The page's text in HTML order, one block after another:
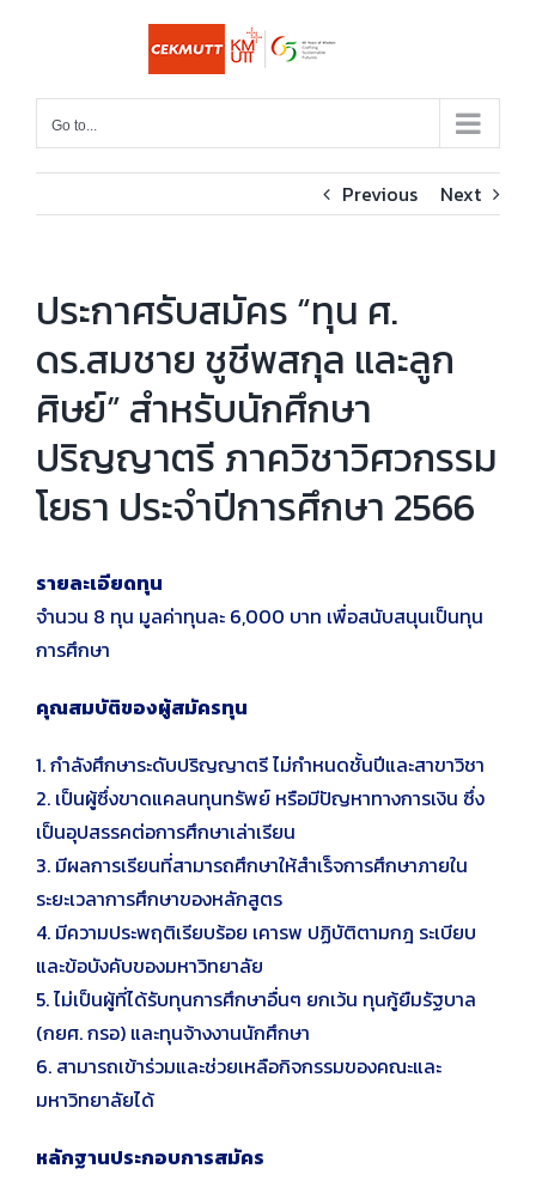
Go to...
Previous Next
ประกาศรับสมัคร “ทุน ศ.
ดร.สมชาย ชูชีพสกุล และลูก
ศิษย์” สำหรับนักศึกษา
ปริญญาตรี ภาควิชาวิศวกรรม
โยธา ประจำปีการศึกษา 2566
รายละเอียดทุน
จำนวน 8 ทุน มูลค่าทุนละ 6,000 บาท เพื่อสนับสนุนเป็นทุน
การศึกษา
คุณสมบัติของผู้สมัครทุน
1. กำลังศึกษาระดับปริญญาตรี ไม่กำหนดชั้นปีและสาขาวิชา
2. เป็นผู้ซึ่งขาดแคลนทุนทรัพย์ หรือมีปัญหาทางการเงิน ซึ่ง
เป็นอุปสรรคต่อการศึกษาเล่าเรียน
3. มีผลการเรียนที่สามารถศึกษาให้สำเร็จการศึกษาภายใน
ระยะเวลาการศึกษาของหลักสูตร
4. มีความประพฤติเรียบร้อย เคารพ ปฏิบัติตามกฎ ระเบียบ
และข้อบังคับของมหาวิทยาลัย
5. ไม่เป็นผู้ที่ได้รับทุนการศึกษาอื่นๆ ยกเว้น ทุนกู้ยืมรัฐบาล
(กยศ. กรอ) และทุนจ้างงานนักศึกษา
6. สามารถเข้าร่วมและช่วยเหลือกิจกรรมของคณะและ
มหาวิทยาลัยได้
หลักฐานประกอบการสมัคร